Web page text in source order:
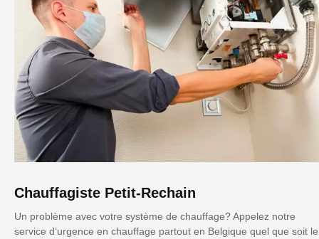
Chauffagiste Petit-Rechain
Un problème avec votre système de chauffage? Appelez notre
service d’urgence en chauffage partout en Belgique quel que soit le